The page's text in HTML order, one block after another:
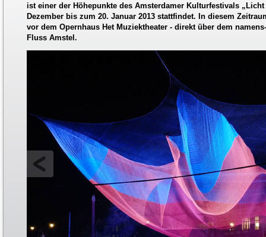
ist einer der Höhepunkte des Amsterdamer Kulturfestivals
Dezember bis zum 20. Januar 2013 stattfindet. In diesem
vor dem Opernhaus Het Muziektheater - direkt über dem
Fluss Amstel.